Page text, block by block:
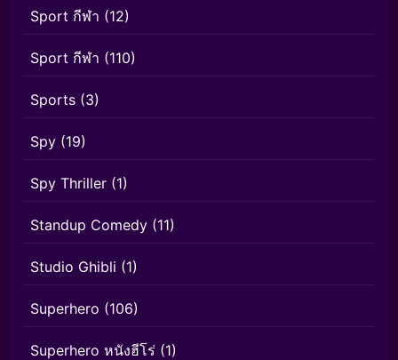
Sport กีฬา (12)
Sport กีฬา (110)
Sports (3)
Spy (19)
Spy Thriller (1)
Standup Comedy (11)
Studio Ghibli (1)
Superhero (106)
Superhero หนังฮีโร่ (1)